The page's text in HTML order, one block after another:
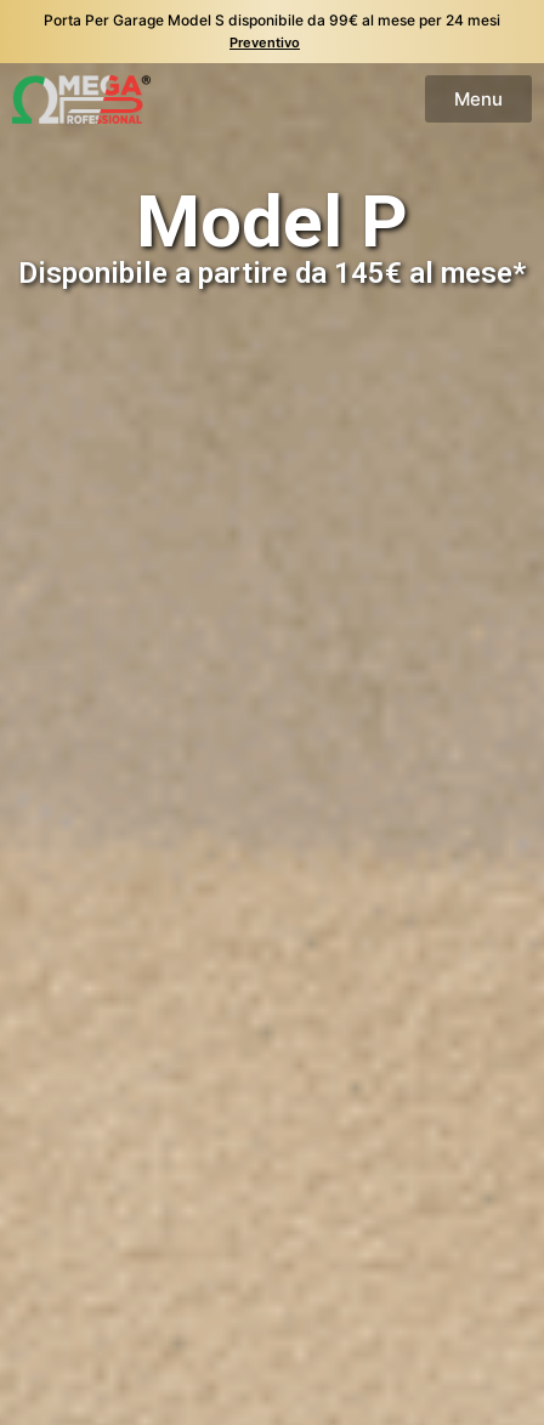
Porta Per Garage Model S disponibile da 99€ al mese per 24 mesi
Preventivo
Menu
Model P
Disponibile a partire da 145€ al mese*